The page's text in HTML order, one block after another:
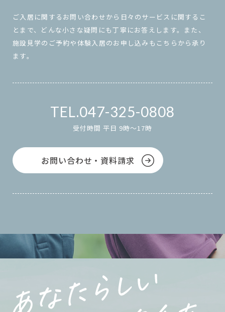
ご入居に関するお問い合わせから日々のサービスに関するこ
とまで、どんな小さな疑問にも丁寧にお答えします。また、
施設見学のご予約や体験入居のお申し込みもこちらから承り
ます。
047-325-0808
受付時間 平日 9時～17時
お問い合わせ・資料請求